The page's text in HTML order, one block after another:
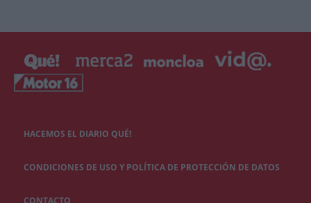
HACEMOS EL DIARIO QUÉ!
CONDICIONES DE USO Y POLÍTICA DE PROTECCIÓN DE DATOS
CONTACTO